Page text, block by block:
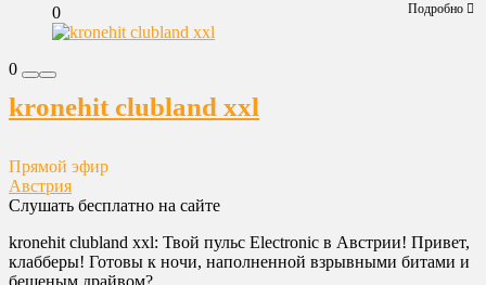
Подробно
0
0
kronehit clubland xxl
Прямой эфир
Австрия
Слушать бесплатно на сайте
kronehit clubland xxl: Твой пульс Electronic в Австрии! Привет,
клабберы! Готовы к ночи, наполненной взрывными битами и
бешеным драйвом? ...